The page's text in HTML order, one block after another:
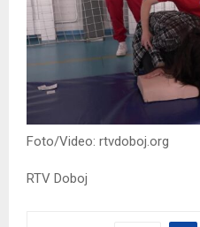
Foto/Video: rtvdoboj.org
RTV Doboj